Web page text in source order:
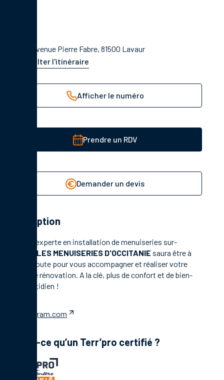
1378 Avenue Pierre Fabre, 81500 Lavaur
Consulter l'itinéraire
Afficher le numéro
Prendre un RDV
Demander un devis
Description
Société experte en installation de menuiseries sur-
LES MENUISERIES D'OCCITANIE saura être à
votre écoute pour vous accompagner et réaliser votre
projet de rénovation. A la clé, plus de confort et de bien-
être quotidien !
instagram.com
Qu’est-ce qu’un Terr’pro certifié ?